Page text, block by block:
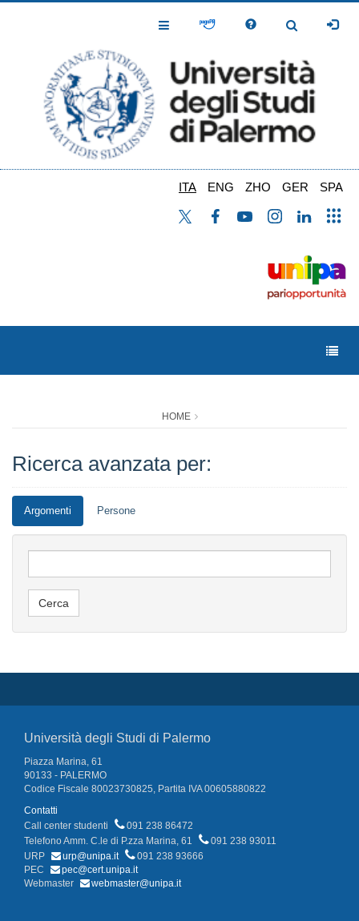
Toggle
Toggle
ITA ENG ZHO GER SPA
HOME
Ricerca avanzata per:
Argomenti Persone
Università degli Studi di Palermo
Piazza Marina, 61
90133 - PALERMO
Codice Fiscale 80023730825, Partita IVA 00605880822
Contatti
Call center studenti
091 238 86472
Telefono Amm. C.le di P.zza Marina, 61
091 238 93011
URP
urp@unipa.it
091 238 93666
PEC
pec@cert.unipa.it
Webmaster
webmaster@unipa.it